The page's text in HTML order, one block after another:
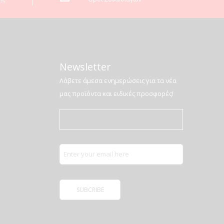
Newsletter
Λάβετε άμεσα ενημερώσεις για τα νέα
μας προϊόντα και ειδικές προσφορές!